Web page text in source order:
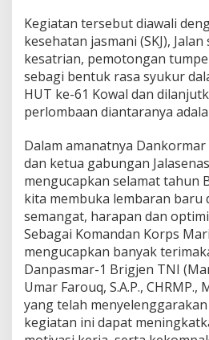
d
a
n
S
y
u
k
u
a
n
H
U
T
K
e
6
1
K
o
w
a
l
Kegiatan tersebut diawali
kesehatan jasmani (SKJ),
kesatrian, pemotongan
sebagi bentuk rasa syukur
HUT ke-61 Kowal dan
perlombaan diantaranya
Dalam amanatnya Dankormar
dan ketua gabungan
mengucapkan selamat tahun
kita membuka lembaran baru
semangat, harapan dan
Sebagai Komandan Korps
mengucapkan banyak
Danpasmar-1 Brigjen TNI
Umar Farouq, S.A.P., CHRMP.,
yang telah
kegiatan ini dapat